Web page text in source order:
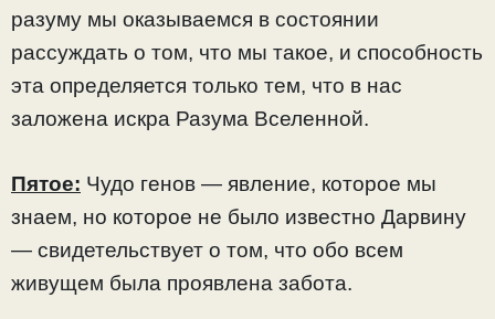
разуму мы оказываемся в состоянии
рассуждать о том, что мы такое, и способность
эта определяется только тем, что в нас
заложена искра Разума Вселенной.
Пятое: Чудо генов — явление, которое мы
знаем, но которое не было известно Дарвину
— свидетельствует о том, что обо всем
живущем была проявлена забота.